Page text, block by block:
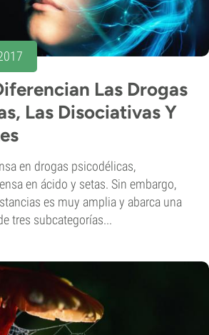
Las Drogas
Las Disociativas Y
en drogas psicodélicas,
en ácido y setas. Sin embargo,
es muy amplia y abarca una
tres subcategorías...